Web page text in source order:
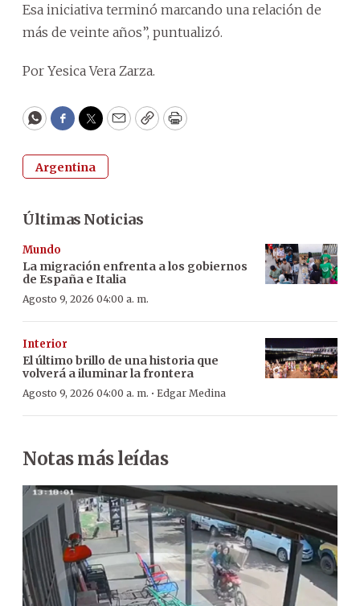
Esa iniciativa terminó marcando una relación de
más de veinte años”, puntualizó.
Por Yesica Vera Zarza.
WhatsApp
Facebook
Twitter
EmailCopyPrint
Argentina
Últimas Noticias
Mundo
La migración enfrenta a los gobiernos
de España e Italia
Agosto 9, 2026 04:00 a. m.
Interior
El último brillo de una historia que
volverá a iluminar la frontera
Agosto 9, 2026 04:00 a. m. · Edgar Medina
Notas más leídas